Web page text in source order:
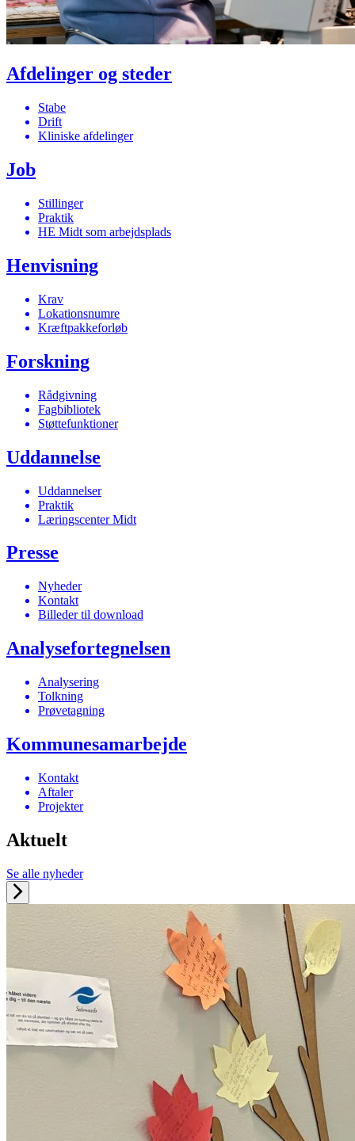
Afdelinger og steder
Stabe
Drift
Kliniske afdelinger
Job
Stillinger
Praktik
HE Midt som arbejdsplads
Henvisning
Krav
Lokationsnumre
Kræftpakkeforløb
Forskning
Rådgivning
Fagbibliotek
Støttefunktioner
Uddannelse
Uddannelser
Praktik
Læringscenter Midt
Presse
Nyheder
Kontakt
Billeder til download
Analysefortegnelsen
Analysering
Tolkning
Prøvetagning
Kommunesamarbejde
Kontakt
Aftaler
Projekter
Aktuelt
Se alle nyheder